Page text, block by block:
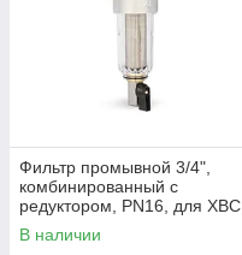
Фильтр промывной 3/4",
комбинированный с
редуктором, PN16, для ХВС,
с разъемными
соединениями,
В наличии